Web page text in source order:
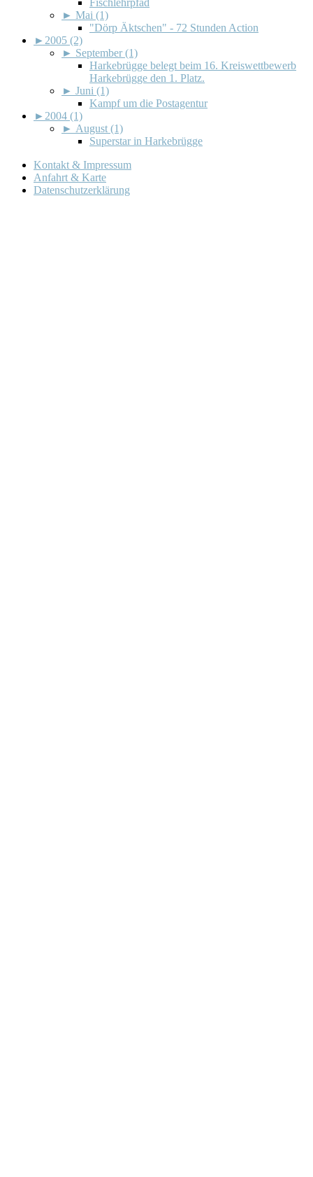
► Mai (1)
"Dörp Äktschen" - 72 Stunden Action
► 2005 (2)
► September (1)
Harkebrügge belegt beim 16. Kreiswettbewerb
Harkebrügge den 1. Platz.
► Juni (1)
Kampf um die Postagentur
► 2004 (1)
► August (1)
Superstar in Harkebrügge
Kontakt & Impressum
Anfahrt & Karte
Datenschutzerklärung